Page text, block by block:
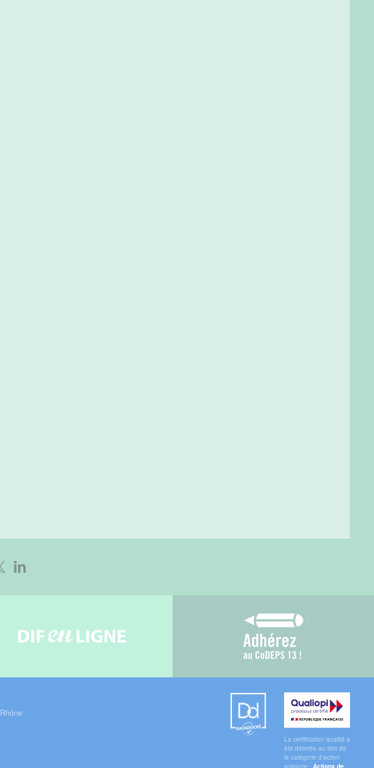
Facebook
sur X
Partager sur LinkedIn
Qualiopi
La certification qualité a
été délivrée au titre de
la catégorie d'action
suivante : Actions de